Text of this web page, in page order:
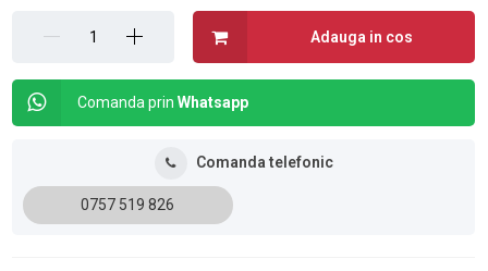
Adauga in cos
Comanda prinWhatsapp
Comanda telefonic
0757 519 826